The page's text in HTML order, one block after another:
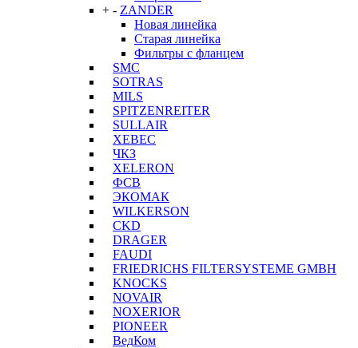
+ - ZANDER
Новая линейка
Старая линейка
Фильтры с фланцем
SMC
SOTRAS
MILS
SPITZENREITER
SULLAIR
XEBEC
ЧКЗ
XELERON
ФСВ
ЭКОМАК
WILKERSON
CKD
DRAGER
FAUDI
FRIEDRICHS FILTERSYSTEME GMBH
KNOCKS
NOVAIR
NOXERIOR
PIONEER
ВедКом